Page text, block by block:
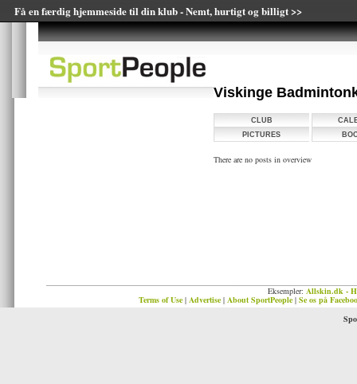
Få en færdig hjemmeside til din klub - Nemt, hurtigt og billigt >>
Viskinge
CLUB
PICTURES
There are no posts in overview
Terms of Use| Advertise| About SportPeople| Se os på
Eksempler: Allskin.dk -